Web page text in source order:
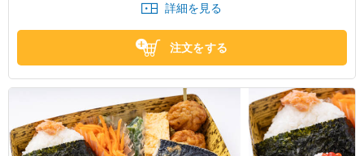
東京都江東区新木場2026/01/12
詳細を見る
注文をする